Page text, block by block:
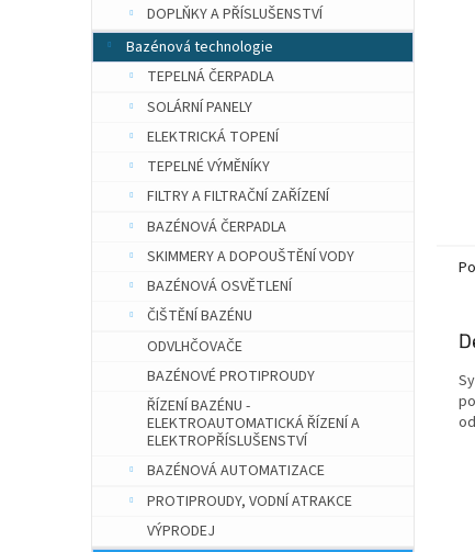
e
DOPLŇKY A PŘÍSLUŠENSTVÍ
Bazénová technologie
TEPELNÁ ČERPADLA
SOLÁRNÍ PANELY
ELEKTRICKÁ TOPENÍ
TEPELNÉ VÝMĚNÍKY
FILTRY A FILTRAČNÍ ZAŘÍZENÍ
BAZÉNOVÁ ČERPADLA
SKIMMERY A DOPOUŠTĚNÍ VODY
BAZÉNOVÁ OSVĚTLENÍ
ČIŠTĚNÍ BAZÉNU
ODVLHČOVAČE
BAZÉNOVÉ PROTIPROUDY
ŘÍZENÍ BAZÉNU -
ELEKTROAUTOMATICKÁ ŘÍZENÍ A
ELEKTROPŘÍSLUŠENSTVÍ
BAZÉNOVÁ AUTOMATIZACE
PROTIPROUDY, VODNÍ ATRAKCE
VÝPRODEJ